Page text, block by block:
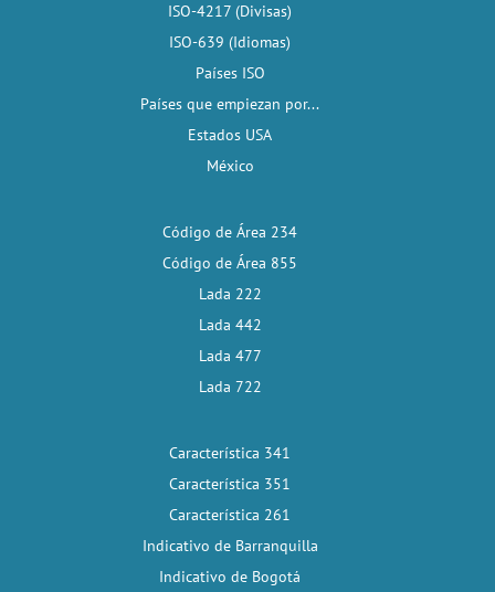
ISO-4217 (Divisas)
ISO-639 (Idiomas)
Países ISO
Países que empiezan por...
Estados USA
México
Código de Área 234
Código de Área 855
Lada 222
Lada 442
Lada 477
Lada 722
Característica 341
Característica 351
Característica 261
Indicativo de Barranquilla
Indicativo de Bogotá